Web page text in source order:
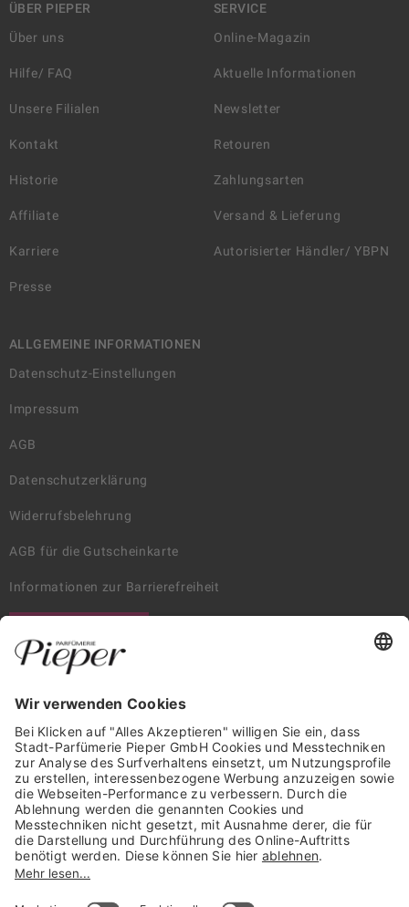
ÜBER PIEPER
Über uns
Hilfe/ FAQ
Unsere Filialen
Kontakt
Historie
Affiliate
Karriere
Presse
SERVICE
Online-Magazin
Aktuelle Informationen
Newsletter
Retouren
Zahlungsarten
Versand & Lieferung
Autorisierter Händler/ YBPN
ALLGEMEINE INFORMATIONEN
Datenschutz-Einstellungen
Impressum
AGB
Datenschutzerklärung
Widerrufsbelehrung
AGB für die Gutscheinkarte
Informationen zur Barrierefreiheit
Trusted Shops Mitglied seit 2010